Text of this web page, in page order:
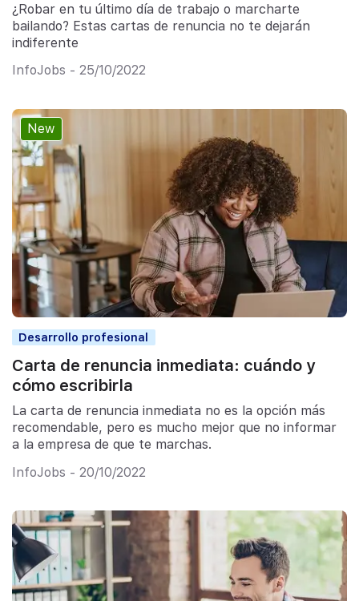
¿Robar en tu último día de trabajo o marcharte
bailando? Estas cartas de renuncia no te dejarán
indiferente
InfoJobs - 25/10/2022
New
Desarrollo profesional
Carta de renuncia inmediata: cuándo y
cómo escribirla
La carta de renuncia inmediata no es la opción más
recomendable, pero es mucho mejor que no informar
a la empresa de que te marchas.
InfoJobs - 20/10/2022